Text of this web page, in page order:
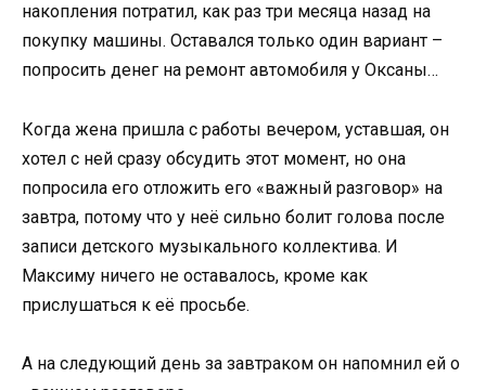
накопления потратил, как раз три месяца назад на
покупку машины. Оставался только один вариант –
попросить денег на ремонт автомобиля у Оксаны…
Когда жена пришла с работы вечером, уставшая, он
хотел с ней сразу обсудить этот момент, но она
попросила его отложить его «важный разговор» на
завтра, потому что у неё сильно болит голова после
записи детского музыкального коллектива. И
Максиму ничего не оставалось, кроме как
прислушаться к её просьбе.
А на следующий день за завтраком он напомнил ей о